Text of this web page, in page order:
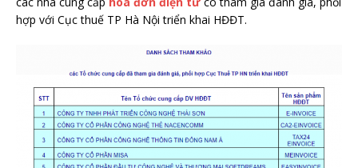
hợp với Cục thuế TP Hà Nội triển khai HĐĐT.